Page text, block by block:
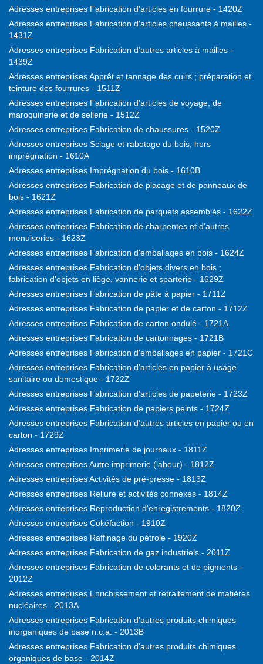
Adresses entreprises Fabrication d'articles en fourrure - 1420Z
Adresses entreprises Fabrication d'articles chaussants à mailles -
1431Z
Adresses entreprises Fabrication d'autres articles à mailles -
1439Z
Adresses entreprises Apprêt et tannage des cuirs ; préparation et
teinture des fourrures - 1511Z
Adresses entreprises Fabrication d'articles de voyage, de
maroquinerie et de sellerie - 1512Z
Adresses entreprises Fabrication de chaussures - 1520Z
Adresses entreprises Sciage et rabotage du bois, hors
imprégnation - 1610A
Adresses entreprises Imprégnation du bois - 1610B
Adresses entreprises Fabrication de placage et de panneaux de
bois - 1621Z
Adresses entreprises Fabrication de parquets assemblés - 1622Z
Adresses entreprises Fabrication de charpentes et d'autres
menuiseries - 1623Z
Adresses entreprises Fabrication d'emballages en bois - 1624Z
Adresses entreprises Fabrication d'objets divers en bois ;
fabrication d'objets en liège, vannerie et sparterie - 1629Z
Adresses entreprises Fabrication de pâte à papier - 1711Z
Adresses entreprises Fabrication de papier et de carton - 1712Z
Adresses entreprises Fabrication de carton ondulé - 1721A
Adresses entreprises Fabrication de cartonnages - 1721B
Adresses entreprises Fabrication d'emballages en papier - 1721C
Adresses entreprises Fabrication d'articles en papier à usage
sanitaire ou domestique - 1722Z
Adresses entreprises Fabrication d'articles de papeterie - 1723Z
Adresses entreprises Fabrication de papiers peints - 1724Z
Adresses entreprises Fabrication d'autres articles en papier ou en
carton - 1729Z
Adresses entreprises Imprimerie de journaux - 1811Z
Adresses entreprises Autre imprimerie (labeur) - 1812Z
Adresses entreprises Activités de pré-presse - 1813Z
Adresses entreprises Reliure et activités connexes - 1814Z
Adresses entreprises Reproduction d'enregistrements - 1820Z
Adresses entreprises Cokéfaction - 1910Z
Adresses entreprises Raffinage du pétrole - 1920Z
Adresses entreprises Fabrication de gaz industriels - 2011Z
Adresses entreprises Fabrication de colorants et de pigments -
2012Z
Adresses entreprises Enrichissement et retraitement de matières
nucléaires - 2013A
Adresses entreprises Fabrication d'autres produits chimiques
inorganiques de base n.c.a. - 2013B
Adresses entreprises Fabrication d'autres produits chimiques
organiques de base - 2014Z